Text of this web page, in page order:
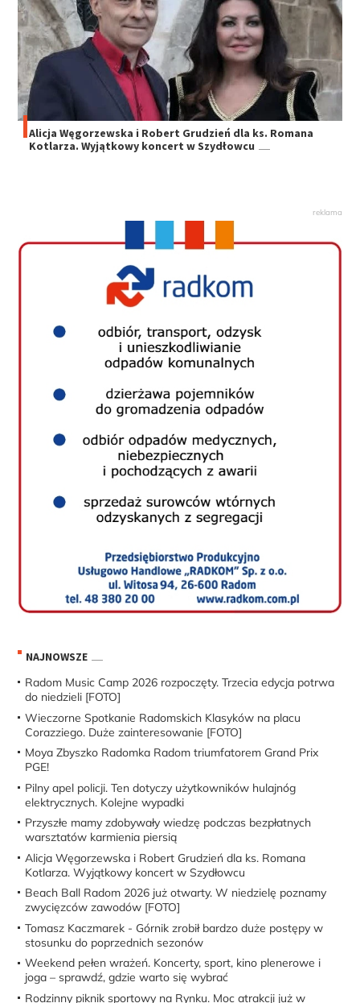
Alicja Węgorzewska i Robert Grudzień dla ks. Romana
Kotlarza. Wyjątkowy koncert w Szydłowcu
NAJNOWSZE
Radom Music Camp 2026 rozpoczęty. Trzecia edycja potrwa
do niedzieli [FOTO]
Wieczorne Spotkanie Radomskich Klasyków na placu
Corazziego. Duże zainteresowanie [FOTO]
Moya Zbyszko Radomka Radom triumfatorem Grand Prix
PGE!
Pilny apel policji. Ten dotyczy użytkowników hulajnóg
elektrycznych. Kolejne wypadki
Przyszłe mamy zdobywały wiedzę podczas bezpłatnych
warsztatów karmienia piersią
Alicja Węgorzewska i Robert Grudzień dla ks. Romana
Kotlarza. Wyjątkowy koncert w Szydłowcu
Beach Ball Radom 2026 już otwarty. W niedzielę poznamy
zwycięzców zawodów [FOTO]
Tomasz Kaczmarek - Górnik zrobił bardzo duże postępy w
stosunku do poprzednich sezonów
Weekend pełen wrażeń. Koncerty, sport, kino plenerowe i
joga – sprawdź, gdzie warto się wybrać
Rodzinny piknik sportowy na Rynku. Moc atrakcji już w